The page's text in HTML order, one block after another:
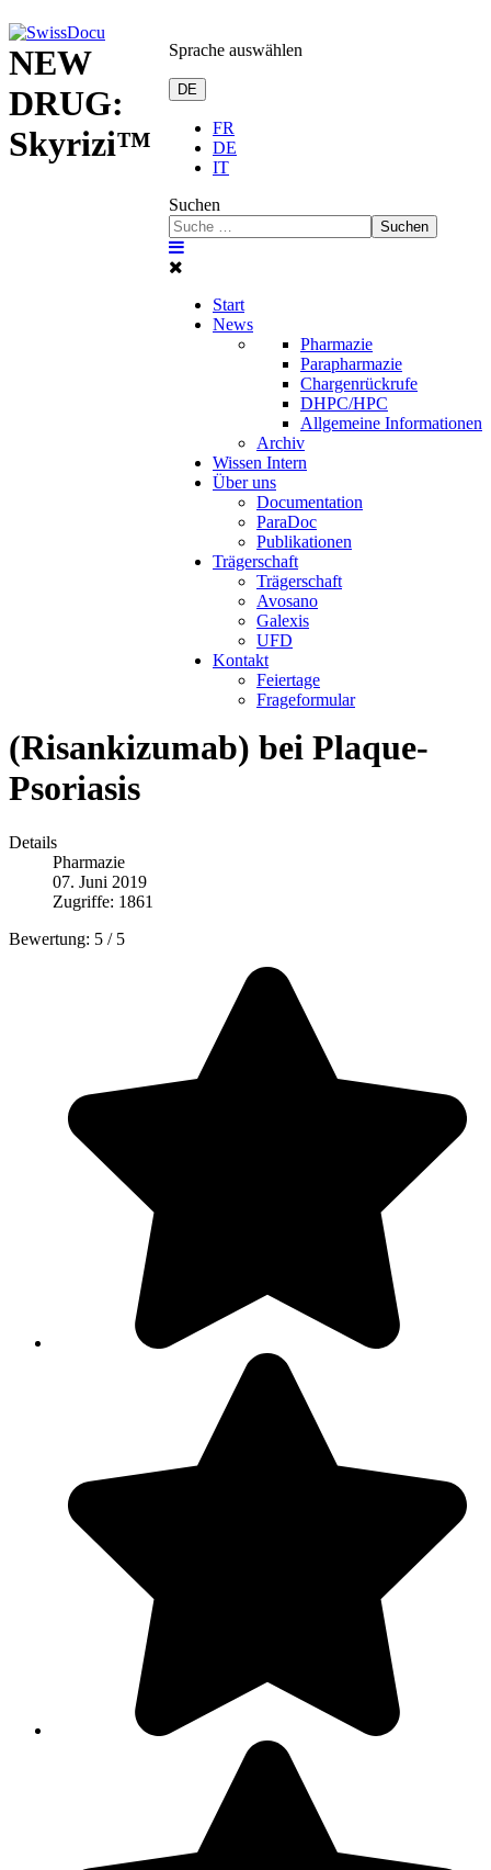
Sprache auswählen
DE
FR
DE
IT
Suchen
Suchen
Start
News
Pharmazie
Parapharmazie
Chargenrückrufe
DHPC/HPC
Allgemeine Informationen
Archiv
Wissen Intern
Über uns
Documentation
ParaDoc
Publikationen
Trägerschaft
Trägerschaft
Avosano
Galexis
UFD
Kontakt
Feiertage
Frageformular
NEW
DRUG:
Skyrizi™
(Risankizumab) bei Plaque-
Psoriasis
Details
Pharmazie
07. Juni 2019
Zugriffe: 1861
Bewertung: 5 / 5